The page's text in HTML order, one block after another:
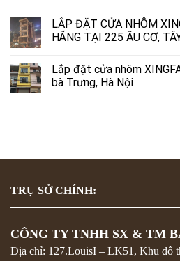
LẮP ĐẶT CỬA NHÔM
HÃNG TẠI 225 ÂU CƠ,
Lắp đặt cửa nhôm
bà Trưng, Hà Nội
TRỤ SỞ CHÍNH:
CÔNG TY TNHH SX & TM
Địa chỉ: 127.LouisI – LK51, Khu đô